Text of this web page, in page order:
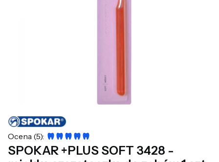
Ocena (5):
SPOKAR +PLUS SOFT 3428 -